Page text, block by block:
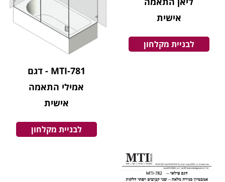
אישית
לבניית מקלחון
MTI-781 - דגם
אמילי התאמה
אישית
לבניית מקלחון